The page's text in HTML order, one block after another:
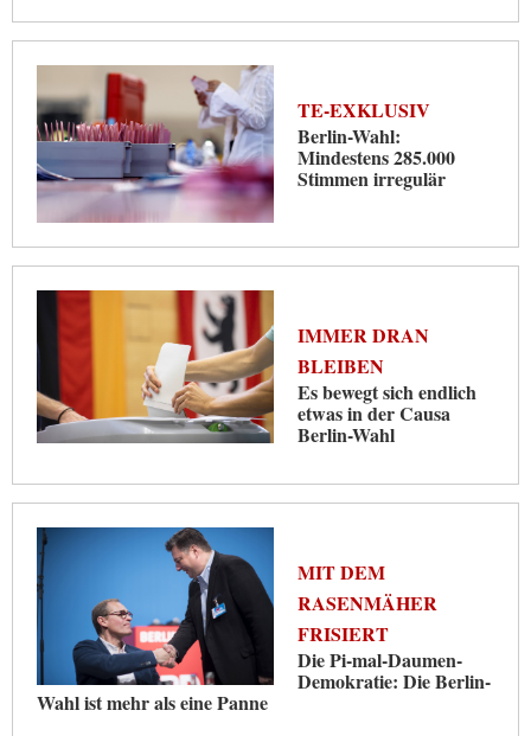
TE-EXKLUSIV
Berlin-Wahl:
Mindestens 285.000
Stimmen irregulär
IMMER DRAN
BLEIBEN
Es bewegt sich endlich
etwas in der Causa
Berlin-Wahl
MIT DEM
RASENMÄHER
FRISIERT
Die Pi-mal-Daumen-
Demokratie: Die Berlin-
Wahl ist mehr als eine Panne